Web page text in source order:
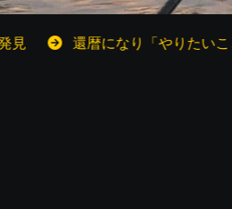
還暦になり「やりたいこと」が増